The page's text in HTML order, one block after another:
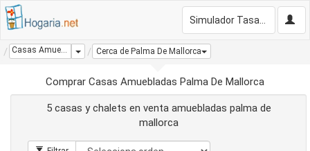
Casas Amuebladas Palma De Mallorca Dropdown
Cerca de Palma De Mallorca
Comprar Casas Amuebladas Palma De Mallorca
5 casas y chalets en venta amuebladas palma de
mallorca